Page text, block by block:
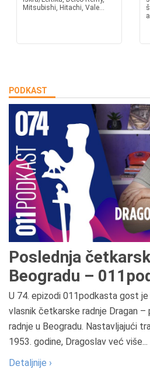
Mitsubishi, Hitachi, Vale...
PODKAST
Poslednja
Beogradu –
U 74. epizodi 011podkasta gost
vlasnik četkarske radnje Dragan
radnje u Beogradu. Nastavljajući
1953. godine, Dragoslav već više...
Detaljnije ›